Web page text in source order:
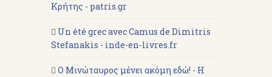
Κρήτης - patris.gr
Un été grec avec Camus de Dimitris
Stefanakis - inde-en-livres.fr
Ο Μινώταυρος μένει ακόμη εδώ! - Η